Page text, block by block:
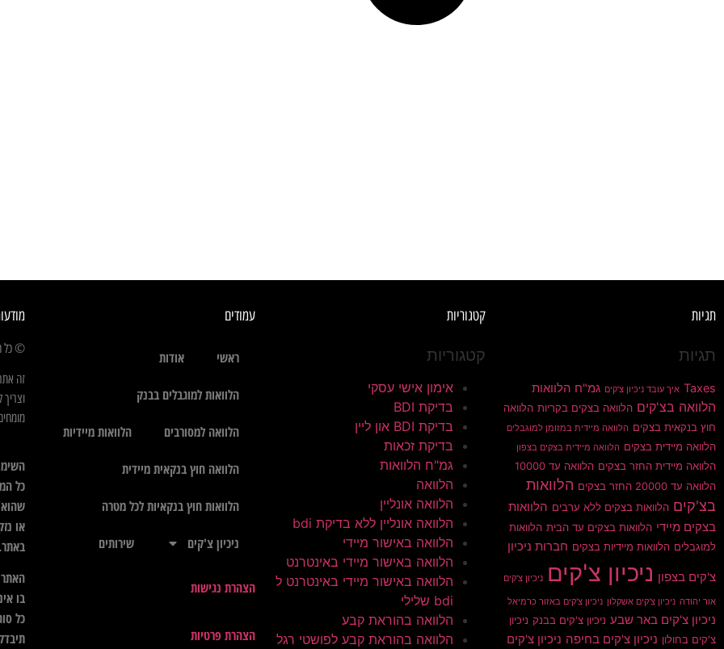
תגיות
תגיות
Taxes איך עובד ניכיון צ'קים גמ"ח הלוואות
הלוואה בצ'קים הלוואה בצקים בקריות הלוואה
חוץ בנקאית בצקים הלוואה מיידית במזומן למוגבלים
הלוואה מיידית בצקים הלוואה מיידית בצקים בצפון
הלוואה מיידית החזר בצקים הלוואה עד 10000
הלוואה עד 20000 החזר בצקים
הלוואות
בצ'קים הלוואות בצקים ללא ערבים הלוואות
בצקים מיידי הלוואות בצקים עד הבית הלוואות
למוגבלים הלוואות מיידיות בצקים חברות ניכיון
צ'קים בצפון ניכיון צ'קים ניכיון צ'קים
אור יהודה ניכיון צ'קים אשקלון ניכיון צ'קים באזור כרמיאל
ניכיון צ'קים באר שבע ניכיון צ'קים בבנק ניכיון
צ'קים בחולון ניכיון צ'קים בחיפה ניכיון צ'קים
קטגוריות
קטגוריות
אימון אישי עסקי
בדיקת BDI
בדיקת BDI און ליין
בדיקת זכאות
גמ"ח הלוואות
הלוואה
הלוואה אונליין
הלוואה אונליין ללא בדיקת bdi
הלוואה באישור מיידי
הלוואה באישור מיידי באינטרנט
הלוואה באישור מיידי באינטרנט ל
bdi שלילי
הלוואה בהוראת קבע
הלוואה בהוראת קבע לפושטי רגל
עמודים
ראשי אודות
הלוואות למוגבלים בבנק
הלוואה למסורבים הלוואות מיידיות
הלוואה חוץ בנקאית מיידית
הלוואות חוץ בנקאיות לכל מטרה
ניכיון צ'קים שירותים
הצהרת נגישות
הצהרת פרטיות
© כל
זה
כל
או
האתר
בו
כל